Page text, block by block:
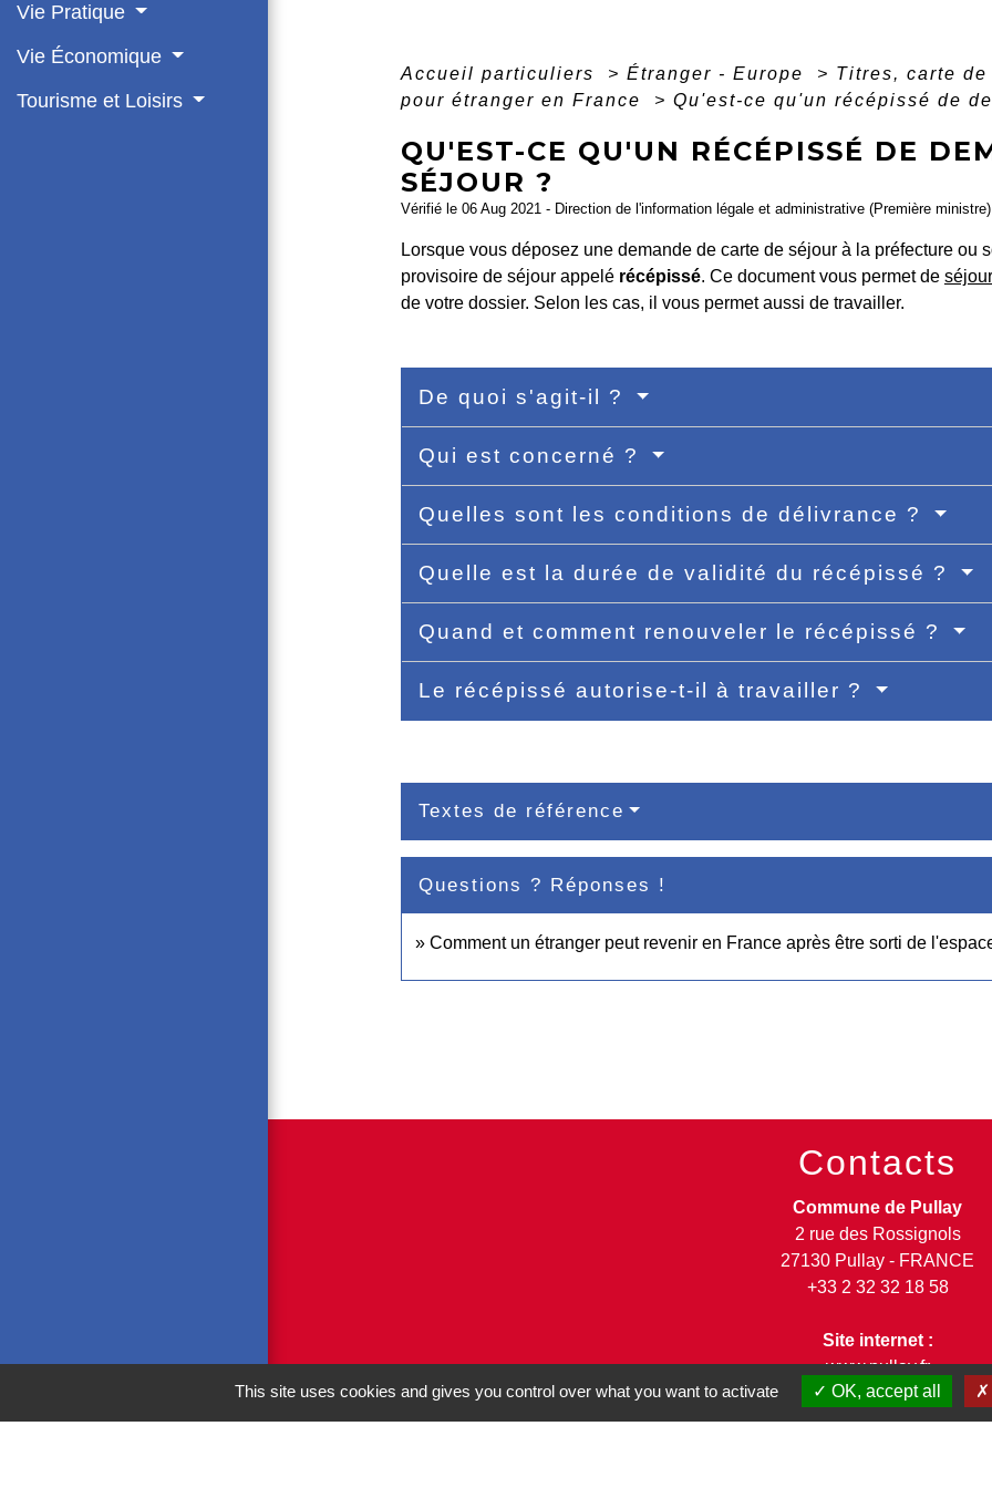
Vie Pratique
Vie Économique
Tourisme et Loisirs
Accueil particuliers > Étranger - Europe > Titres, carte
pour étranger en France
> Qu'est-ce qu'un récépissé de
QU'EST-CE QU'UN RÉCÉPISSÉ DE
SÉJOUR ?
Vérifié le 06 Aug 2021 - Direction de l'information légale et administrative (Première ministre)
Lorsque vous déposez une demande de carte de séjour à la préfecture ou
provisoire de séjour appelé récépissé. Ce document vous permet de
de votre dossier. Selon les cas, il vous permet aussi de travailler.
De quoi s'agit-il ?
Qui est concerné ?
Quelles sont les conditions de délivrance ?
Quelle est la durée de validité du récépissé ?
Quand et comment renouveler le récépissé ?
Le récépissé autorise-t-il à travailler ?
Textes de référence
Questions ? Réponses !
Comment un étranger peut revenir en France après être sorti de
Contacts
Commune de Pullay
2 rue des Rossignols
27130 Pullay - FRANCE
+33 2 32 32 18 58
Site internet :
www.pullay.fr
This site uses cookies and gives you control over what you want to activate
OK, accept all